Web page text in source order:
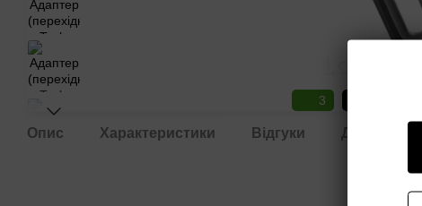
3
Опис Характеристики Відгуки Доставка